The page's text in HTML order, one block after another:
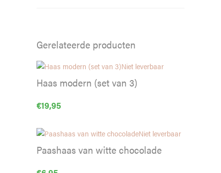
Gerelateerde producten
Niet leverbaar
Haas modern (set van 3)
€19,95
Niet leverbaar
Paashaas van witte chocolade